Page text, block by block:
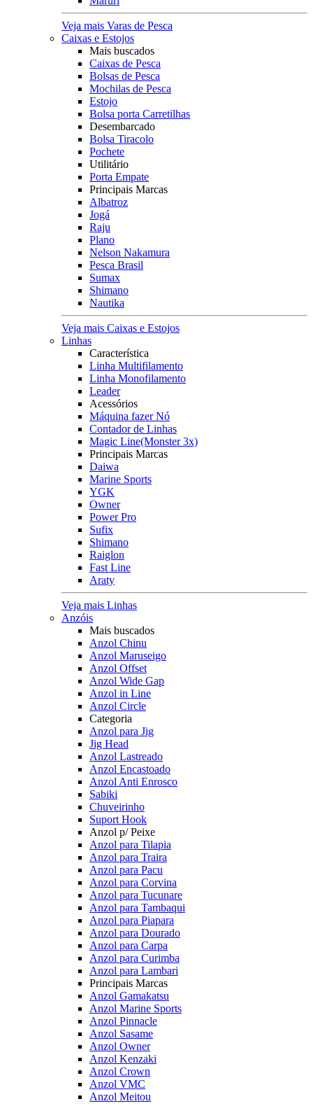
Veja mais Varas de Pesca
Caixas e Estojos
Mais buscados
Caixas de Pesca
Bolsas de Pesca
Mochilas de Pesca
Estojo
Bolsa porta Carretilhas
Desembarcado
Bolsa Tiracolo
Pochete
Utilitário
Porta Empate
Principais Marcas
Albatroz
Jogá
Raju
Plano
Nelson Nakamura
Pesca Brasil
Sumax
Shimano
Nautika
Veja mais Caixas e Estojos
Linhas
Característica
Linha Multifilamento
Linha Monofilamento
Leader
Acessórios
Máquina fazer Nó
Contador de Linhas
Magic Line(Monster 3x)
Principais Marcas
Daiwa
Marine Sports
YGK
Owner
Power Pro
Sufix
Shimano
Raiglon
Fast Line
Araty
Veja mais Linhas
Anzóis
Mais buscados
Anzol Chinu
Anzol Maruseigo
Anzol Offset
Anzol Wide Gap
Anzol in Line
Anzol Circle
Categoria
Anzol para Jig
Jig Head
Anzol Lastreado
Anzol Encastoado
Anzol Anti Enrosco
Sabiki
Chuveirinho
Suport Hook
Anzol p/ Peixe
Anzol para Tilapia
Anzol para Traira
Anzol para Pacu
Anzol para Corvina
Anzol para Tucunare
Anzol para Tambaqui
Anzol para Piapara
Anzol para Dourado
Anzol para Carpa
Anzol para Curimba
Anzol para Lambari
Principais Marcas
Anzol Gamakatsu
Anzol Marine Sports
Anzol Pinnacle
Anzol Sasame
Anzol Owner
Anzol Kenzaki
Anzol Crown
Anzol VMC
Anzol Meitou